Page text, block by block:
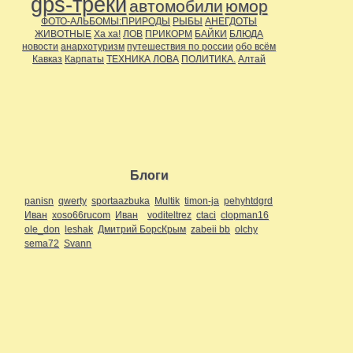
gps-треки автомобили юмор
ФОТО-АЛЬБОМЫ:ПРИРОДЫ РЫБЫ АНЕГДОТЫ
ЖИВОТНЫЕ Ха ха! ЛОВ ПРИКОРМ БАЙКИ БЛЮДА
новости анархотуризм путешествия по россии обо всём
Кавказ Карпаты ТЕХНИКА ЛОВА ПОЛИТИКА. Алтай
Блоги
panisn qwerty sportaazbuka Multik timon-ja pehyhtdgrd
Иван xoso66rucom Иван voditeltrez ctaci clopman16
ole_don leshak Дмитрий БорсКрым zabeii bb olchy
sema72 Svann